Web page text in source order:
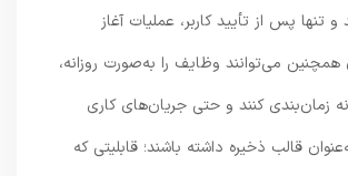
از تأیید کاربر، عملیات آغاز
می‌توانند وظایف را به‌صورت روزانه،
کنند و حتی جریان‌های کاری
قالب ذخیره داشته باشند؛ قابلیتی که